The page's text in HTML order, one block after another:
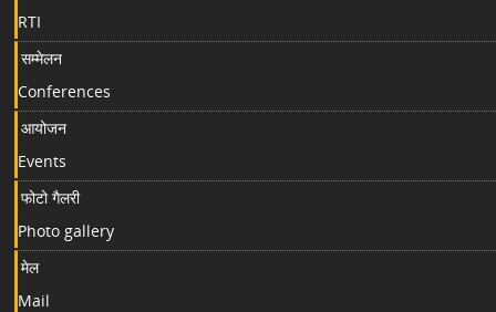
RTI
सम्मेलन
Conferences
आयोजन
Events
फोटो गैलरी
Photo gallery
मेल
Mail